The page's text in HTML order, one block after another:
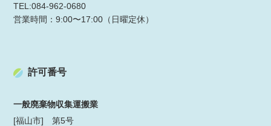
TEL:084-962-0680
営業時間：9:00〜17:00（日曜定休）
許可番号
一般廃棄物収集運搬業
[福山市] 第5号